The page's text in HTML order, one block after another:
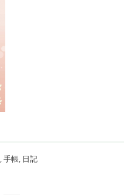
,手帳, 日記